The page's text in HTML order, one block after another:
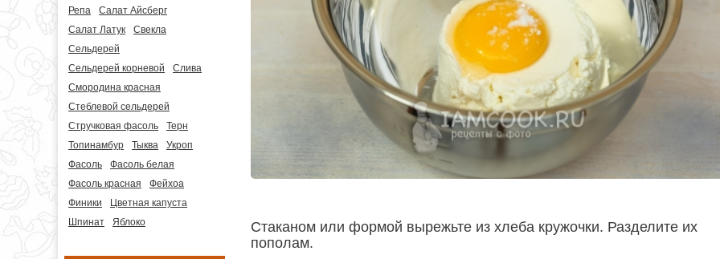
Репа
Салат Айсберг
Салат Латук
Свекла
Сельдерей
Сельдерей корневой
Слива
Смородина красная
Стеблевой сельдерей
Стручковая фасоль
Терн
Топинамбур
Тыква
Укроп
Фасоль
Фасоль белая
Фасоль красная
Фейхоа
Финики
Цветная капуста
Шпинат
Яблоко
Стаканом или формой вырежьте из хлеба кружочки. Разделите их
пополам.